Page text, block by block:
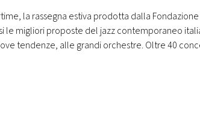
la rassegna estiva prodotta dalla Fondazione
le migliori proposte del jazz contemporaneo
tendenze, alle grandi orchestre. Oltre 40